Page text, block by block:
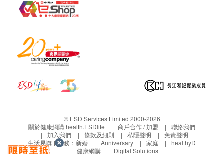
© ESD Services Limited 2000-2026
關於健康網購 health.ESDlife
商戶合作 / 加盟
聯絡我們
加入我們
條款及細則 私隱聲明
免責聲明
生活易旗下業務： 新婚 Anniversary 家庭
healthyD
健康網購
Digital Solutions